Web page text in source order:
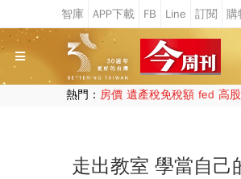
熱門： 房價 遺產稅免稅額 fed 高
走出教室 學當自己